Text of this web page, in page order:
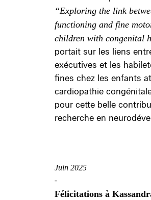
“Exploring the link
functioning and fine
children with congenital
portait sur les liens
exécutives et les
fines chez les enfants
cardiopathie
pour cette belle
recherche en
Juin 2025
-
Félicitations à